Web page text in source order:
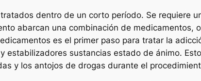
dentro de un corto período. Se requiere
abarcan una combinación de medicamentos,
es el primer paso para tratar la
estabilizadores sustancias estado de ánimo.
y los antojos de drogas durante el